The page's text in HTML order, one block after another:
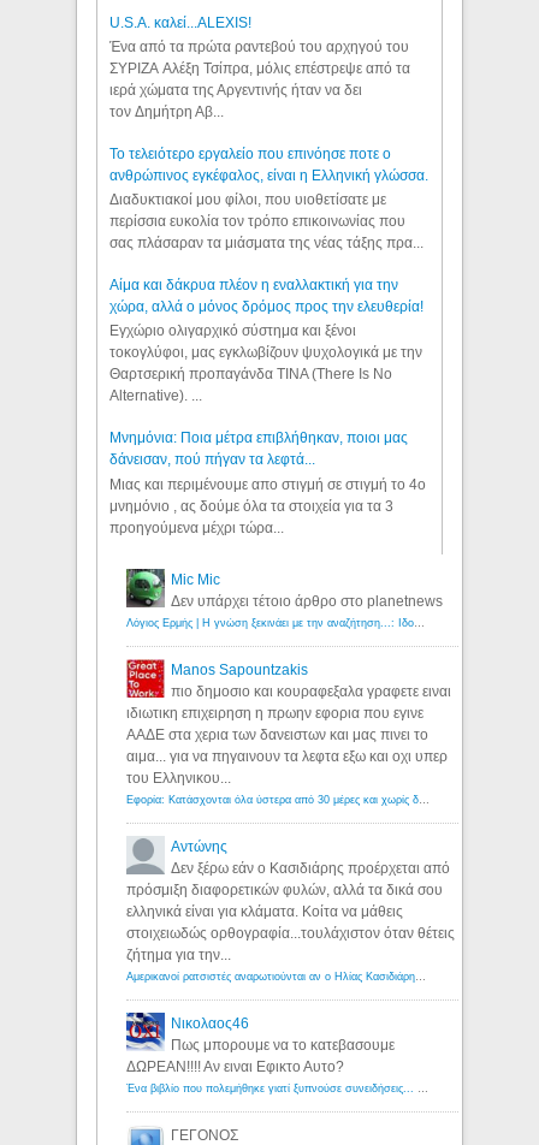
U.S.A. καλεί...ALEXIS!
Ένα από τα πρώτα ραντεβού του αρχηγού του
ΣΥΡΙΖΑ Αλέξη Τσίπρα, μόλις επέστρεψε από τα
ιερά χώματα της Αργεντινής ήταν να δει
τον Δημήτρη Αβ...
Το τελειότερο εργαλείο που επινόησε ποτε ο
ανθρώπινος εγκέφαλος, είναι η Ελληνική γλώσσα.
Διαδυκτιακοί μου φίλοι, που υιοθετίσατε με
περίσσια ευκολία τον τρόπο επικοινωνίας που
σας πλάσαραν τα μιάσματα της νέας τάξης πρα...
Αίμα και δάκρυα πλέον η εναλλακτική για την
χώρα, αλλά ο μόνος δρόμος προς την ελευθερία!
Εγχώριο ολιγαρχικό σύστημα και ξένοι
τοκογλύφοι, μας εγκλωβίζουν ψυχολογικά με την
Θαρτσερική προπαγάνδα TINA (There Is No
Alternative). ...
Μνημόνια: Ποια μέτρα επιβλήθηκαν, ποιοι μας
δάνεισαν, πού πήγαν τα λεφτά...
Μιας και περιμένουμε απο στιγμή σε στιγμή το 4ο
μνημόνιο , ας δούμε όλα τα στοιχεία για τα 3
προηγούμενα μέχρι τώρα...
Mic Mic
Δεν υπάρχει τέτοιο άρθρο στο planetnews
Manos Sapountzakis
πιο δημοσιο και κουραφεξαλα γραφετε ειναι
ιδιωτικη επιχειρηση η πρωην εφορια που εγινε
ΑΑΔΕ στα χερια των δανειστων και μας πινει το
αιμα... για να πηγαινουν τα λεφτα εξω και οχι υπερ
του Ελληνικου...
Αντώνης
Δεν ξέρω εάν ο Κασιδιάρης προέρχεται από
πρόσμιξη διαφορετικών φυλών, αλλά τα δικά σου
ελληνικά είναι για κλάματα. Κοίτα να μάθεις
στοιχειωδώς ορθογραφία...τουλάχιστον όταν θέτεις
ζήτημα για την...
Νικολαος46
Πως μπορουμε να το κατεβασουμε
ΔΩΡΕΑΝ!!!! Αν ειναι Εφικτο Αυτο?
ΓΕΓΟΝΟΣ